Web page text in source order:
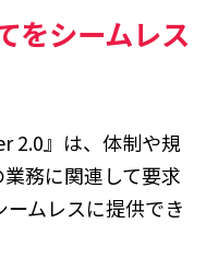
をシームレス
2.0』は、体制や規
務に関連して要求
ムレスに提供でき